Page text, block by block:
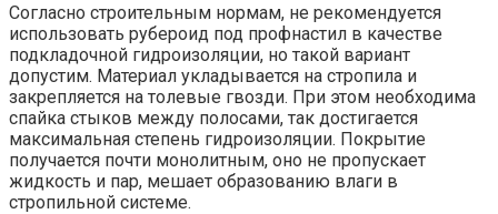
Согласно строительным нормам, не рекомендуется
использовать рубероид под профнастил в качестве
подкладочной гидроизоляции, но такой вариант
допустим. Материал укладывается на стропила и
закрепляется на толевые гвозди. При этом необходима
спайка стыков между полосами, так достигается
максимальная степень гидроизоляции. Покрытие
получается почти монолитным, оно не пропускает
жидкость и пар, мешает образованию влаги в
стропильной системе.